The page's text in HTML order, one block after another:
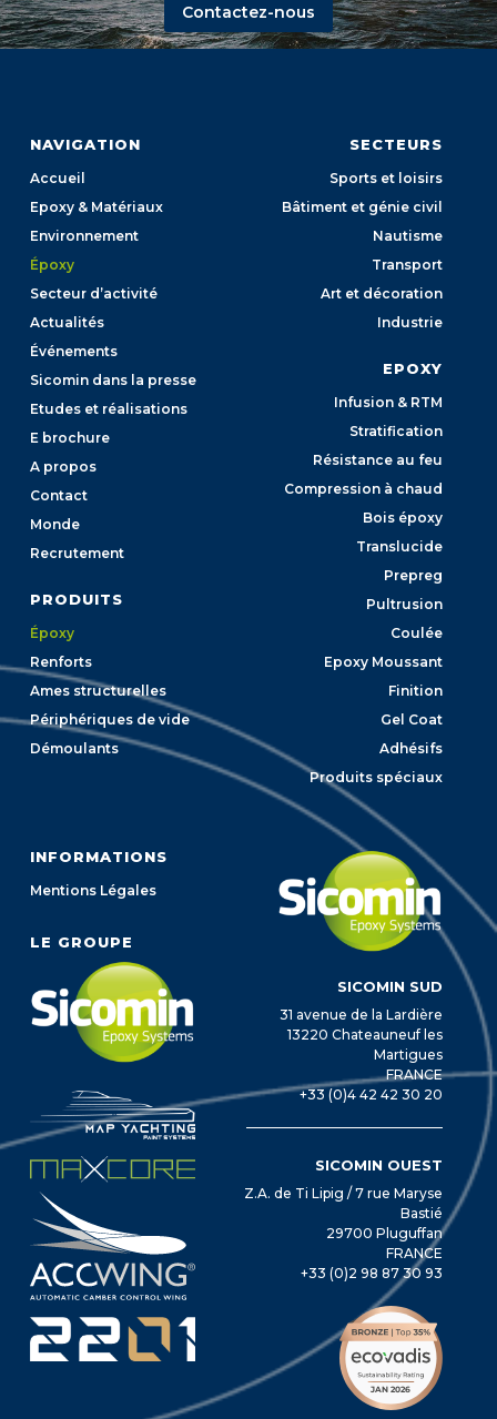
Contactez-nous
NAVIGATION
Accueil
Epoxy & Matériaux
Environnement
Époxy
Secteur d’activité
Actualités
Événements
Sicomin dans la presse
Etudes et réalisations
E brochure
A propos
Contact
Monde
Recrutement
PRODUITS
Époxy
Renforts
Ames structurelles
Périphériques de vide
Démoulants
SECTEURS
Sports et loisirs
Bâtiment et génie civil
Nautisme
Transport
Art et décoration
Industrie
EPOXY
Infusion & RTM
Stratification
Résistance au feu
Compression à chaud
Bois époxy
Translucide
Prepreg
Pultrusion
Coulée
Epoxy Moussant
Finition
Gel Coat
Adhésifs
Produits spéciaux
INFORMATIONS
Mentions Légales
LE GROUPE
SICOMIN SUD
31 avenue de la Lardière
13220 Chateauneuf les
Martigues
FRANCE
+33 (0)4 42 42 30 20
SICOMIN OUEST
Z.A. de Ti Lipig / 7 rue Maryse
Bastié
29700 Pluguffan
FRANCE
+33 (0)2 98 87 30 93